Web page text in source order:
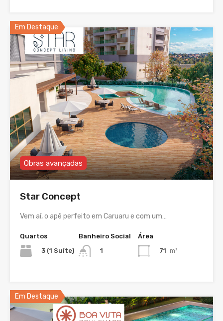
Em Destaque
Obras avançadas
Star Concept
Vem aí, o apê perfeito em Caruaru e com um…
Quartos
3 (1 Suíte)
Banheiro Social
1
Área
71 m²
Em Destaque